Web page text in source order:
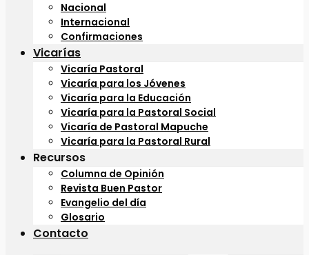
Nacional
Internacional
Confirmaciones
Vicarías
Vicaría Pastoral
Vicaría para los Jóvenes
Vicaría para la Educación
Vicaría para la Pastoral Social
Vicaría de Pastoral Mapuche
Vicaría para la Pastoral Rural
Recursos
Columna de Opinión
Revista Buen Pastor
Evangelio del día
Glosario
Contacto